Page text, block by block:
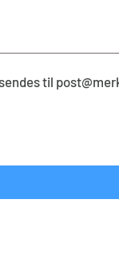
til